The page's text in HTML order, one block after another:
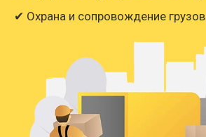
✔ Охрана и сопровождение грузов